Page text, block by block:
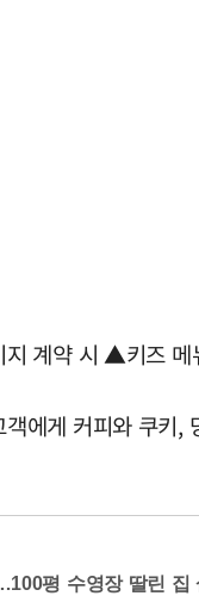
지 계약 시 ▲키즈
에게 커피와 쿠키
평 수영장 딸린 집